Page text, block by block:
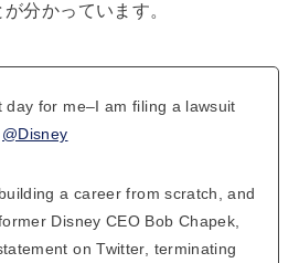
分かっています。
day for me–I am filing a lawsuit
@Disney
a career from scratch, and
Disney CEO Bob Chapek,
on Twitter, terminating